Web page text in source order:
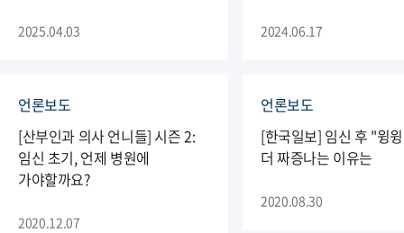
2025.04.03 2024.06.17
언론보도
[산부인과 의사 언니들] 시즌 2:
임신 초기, 언제 병원에
가야할까요?
2020.12.07
언론보도
[한국일보] 임신 후 "윙
더 짜증나는 이유는
2020.08.30